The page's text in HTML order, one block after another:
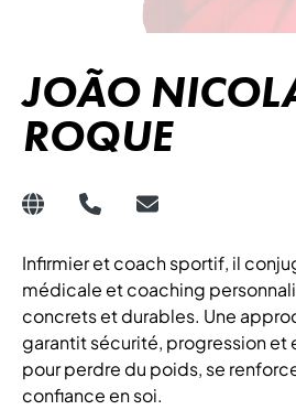
JOÃO
ROQUE
Infirmier et coach sportif, il
médicale et coaching
concrets et durables. Une
garantit sécurité, progression
pour perdre du poids, se
confiance en soi.